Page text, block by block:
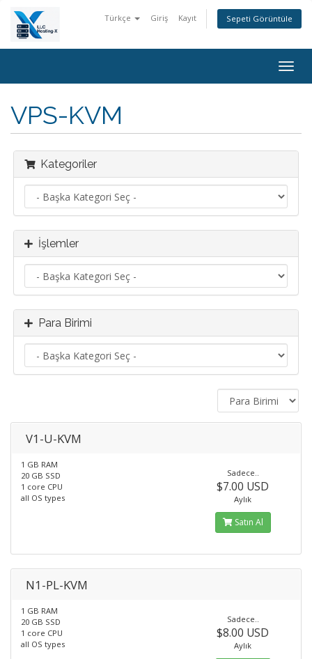
Türkçe Giriş Kayıt Sepeti Görüntüle
VPS-KVM
Kategoriler
İşlemler
Para Birimi
V1-U-KVM
1 GB RAM
20 GB SSD
1 core CPU
all OS types
Sadece..
$7.00 USD
Aylık
Satın Al
N1-PL-KVM
1 GB RAM
20 GB SSD
1 core CPU
all OS types
Sadece..
$8.00 USD
Aylık